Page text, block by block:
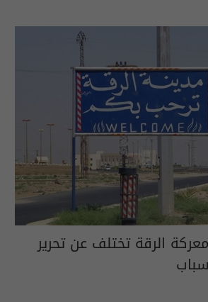
الرقة تختلف عن تحرير